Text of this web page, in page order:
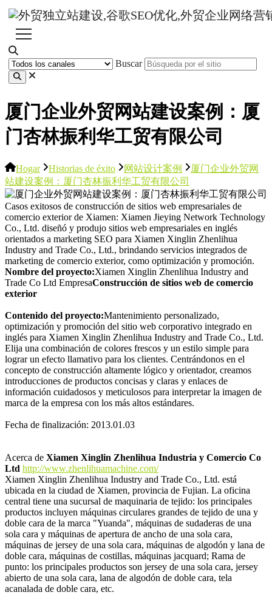
Buscar
厦门企业外贸网站建设案例：厦
门杏林振利华工贸有限公司
Hogar Historias de éxito 网站设计案例
厦门企业外贸网
站建设案例：厦门杏林振利华工贸有限公司
Casos exitosos de construcción de sitios web empresariales de
comercio exterior de Xiamen: Xiamen Jieying Network Technology
Co., Ltd. diseñó y produjo sitios web empresariales en inglés
orientados a marketing SEO para Xiamen Xinglin Zhenlihua
Industry and Trade Co., Ltd., brindando servicios integrados de
marketing de comercio exterior, como optimización y promoción.
Nombre del proyecto:Xiamen Xinglin Zhenlihua Industry and
Trade Co Ltd EmpresaConstrucción de sitios web de comercio
exterior
Contenido del proyecto:Mantenimiento personalizado,
optimización y promoción del sitio web corporativo integrado en
inglés para Xiamen Xinglin Zhenlihua Industry and Trade Co., Ltd.
Elija una combinación de colores frescos y un estilo simple para
lograr un efecto llamativo para los clientes. Centrándonos en el
concepto de construcción altamente lógico y orientador, creamos
introducciones de productos concisas y claras y enlaces de
información cuidadosos y meticulosos para interpretar la imagen de
marca de la empresa con los más altos estándares.
Fecha de finalización: 2013.01.03
Acerca de Xiamen Xinglin Zhenlihua Industria y Comercio Co
Ltd http://www.zhenlihuamachine.com/
Xiamen Xinglin Zhenlihua Industry and Trade Co., Ltd. está
ubicada en la ciudad de Xiamen, provincia de Fujian. La oficina
central tiene una sucursal de maquinaria de tejido: los principales
productos incluyen máquinas circulares grandes de tejido de una y
doble cara de la marca "Yuanda", máquinas de sudaderas de una
sola cara y máquinas de apertura de ancho de una sola cara,
máquinas de jersey de una sola cara, máquinas de algodón y lana de
doble cara, máquinas de costillas, máquinas jacquard; Rama de
punto: los principales productos son jersey de una sola cara, jersey
abierto de una sola cara, lana de algodón de doble cara, tela
acanalada de doble cara, etc.